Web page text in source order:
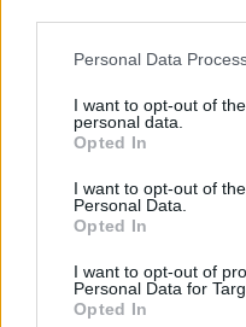
Personal Data
I want to opt-out of
personal data.
Opted In
I want to opt-out of
Personal Data.
Opted In
I want to opt-out of
Personal Data for
Opted In
R
O
A
R O
Palabras Conectadas